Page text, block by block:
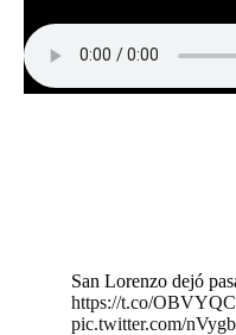
San Lorenzo dejó
https://t.co/
pic.twitter.com/